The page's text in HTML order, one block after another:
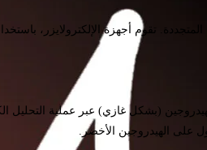
تقوم أجهزة الإلكترولايزر،
على الهيدروجين الأخضر.